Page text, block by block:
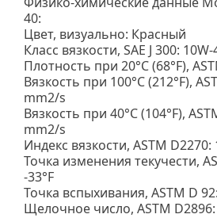
40:
Цвет, визуально: Красный
Класс вязкости, SAE J 300: 10W-
Плотность при 20°C (68°F),
Вязкость при 100°C (212°F),
mm2/s
Вязкость при 40°C (104°F),
mm2/s
Индекс вязкости, ASTM D2270:
Точка изменения текучести,
-33°F
Точка вспыхивания, ASTM D
Щелочное число, ASTM